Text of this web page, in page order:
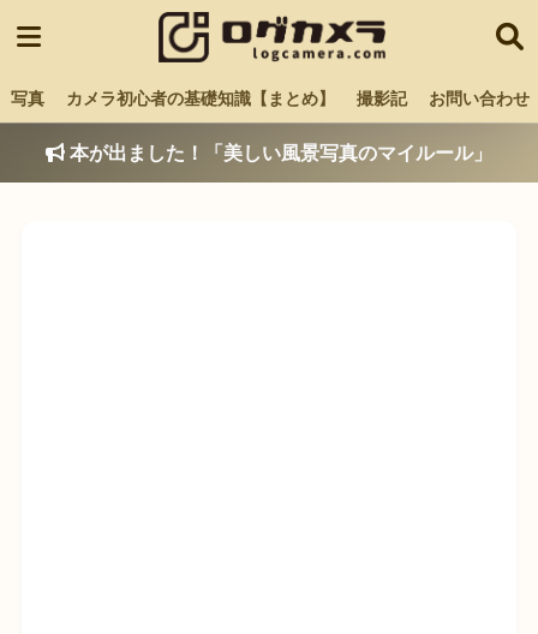
写真 カメラ初心者の基礎知識【まとめ】 撮影記 お問い合わせ
本が出ました！「美しい風景写真のマイルール」